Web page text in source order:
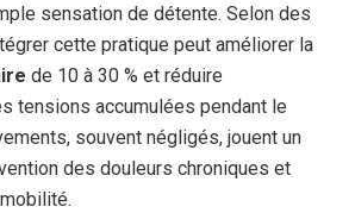
sensation de détente. Selon des
cette pratique peut améliorer la
de 10 à 30 % et réduire
tensions accumulées pendant le
souvent négligés, jouent un
des douleurs chroniques et